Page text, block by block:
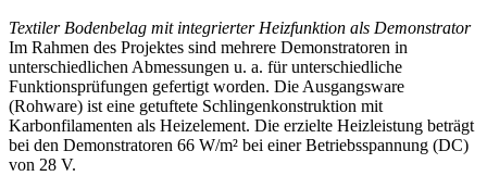
Textiler Bodenbelag mit integrierter Heizfunktion als Demonstrator
Im Rahmen des Projektes sind mehrere Demonstratoren in
unterschiedlichen Abmessungen u. a. für unterschiedliche
Funktionsprüfungen gefertigt worden. Die Ausgangsware
(Rohware) ist eine getuftete Schlingenkonstruktion mit
Karbonfilamenten als Heizelement. Die erzielte Heizleistung beträgt
bei den Demonstratoren 66 W/m² bei einer Betriebsspannung (DC)
von 28 V.